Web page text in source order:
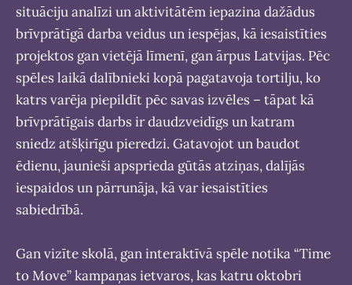
situāciju analīzi un aktivitātēm iepazina dažādus
brīvprātīgā darba veidus un iespējas, kā iesaistīties
projektos gan vietējā līmenī, gan ārpus Latvijas. Pēc
spēles laikā dalībnieki kopā pagatavoja tortilju, ko
katrs varēja piepildīt pēc savas izvēles – tāpat kā
brīvprātīgais darbs ir daudzveidīgs un katram
sniedz atšķirīgu pieredzi. Gatavojot un baudot
ēdienu, jaunieši apsprieda gūtās atziņas, dalījās
iespaidos un pārrunāja, kā var iesaistīties
sabiedrībā.
Gan vizīte skolā, gan interaktīvā spēle notika “Time
to Move” kampaņas ietvaros, kas katru oktobri